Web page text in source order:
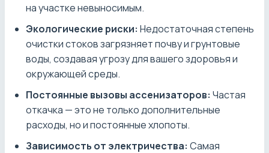
на участке невыносимым.
Экологические риски: Недостаточная степень
очистки стоков загрязняет почву и грунтовые
воды, создавая угрозу для вашего здоровья и
окружающей среды.
Постоянные вызовы ассенизаторов: Частая
откачка — это не только дополнительные
расходы, но и постоянные хлопоты.
Зависимость от электричества: Самая